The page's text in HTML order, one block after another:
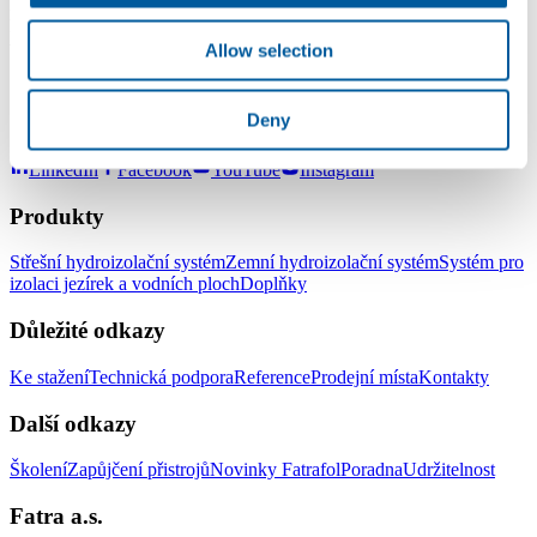
Allow selection
Deny
krátkém odvětrání lepidla se fólie přitiskne. V dolepovací době
válečkem zajistíme dostatečný přítlak. S pozdravem Ivan Kučera
LinkedIn Facebook YouTube Instagram
Produkty
Střešní hydroizolační systémZemní hydroizolační systémSystém pro
izolaci jezírek a vodních plochDoplňky
Důležité odkazy
Ke staženíTechnická podporaReferenceProdejní místaKontakty
Další odkazy
ŠkoleníZapůjčení přistrojůNovinky FatrafolPoradnaUdržitelnost
Fatra a.s.